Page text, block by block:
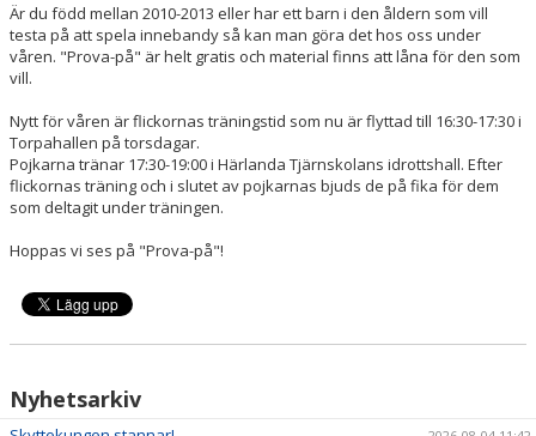
Är du född mellan 2010-2013 eller har ett barn i den åldern som vill
testa på att spela innebandy så kan man göra det hos oss under
våren. "Prova-på" är helt gratis och material finns att låna för den som
vill.
Nytt för våren är flickornas träningstid som nu är flyttad till 16:30-17:30 i
Torpahallen på torsdagar.
Pojkarna tränar 17:30-19:00 i Härlanda Tjärnskolans idrottshall. Efter
flickornas träning och i slutet av pojkarnas bjuds de på fika för dem
som deltagit under träningen.
Hoppas vi ses på "Prova-på"!
Nyhetsarkiv